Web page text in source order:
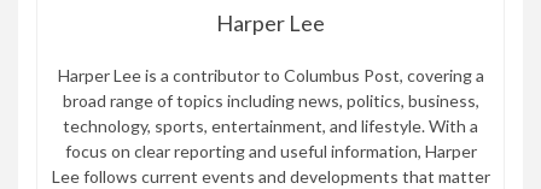
Harper Lee
Harper Lee is a contributor to Columbus Post, covering a
broad range of topics including news, politics, business,
technology, sports, entertainment, and lifestyle. With a
focus on clear reporting and useful information, Harper
Lee follows current events and developments that matter